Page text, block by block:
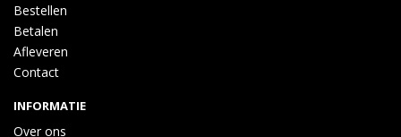
Bestellen
Betalen
Afleveren
Contact
INFORMATIE
Over ons